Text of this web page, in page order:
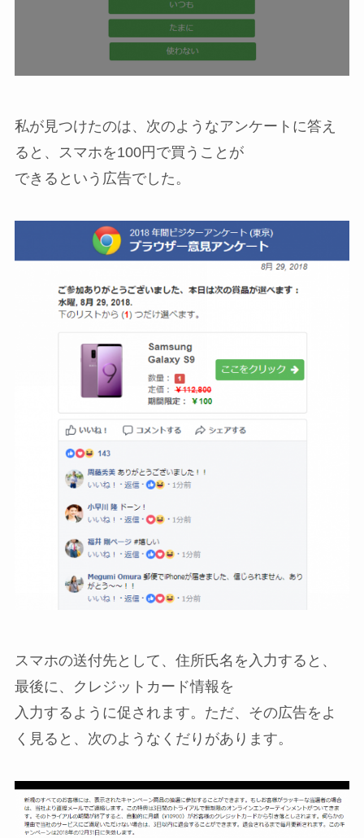
私が見つけたのは、次のようなアンケートに答え
ると、スマホを100円で買うことが
できるという広告でした。
スマホの送付先として、住所氏名を入力すると、
最後に、クレジットカード情報を
入力するように促されます。ただ、その広告をよ
く見ると、次のようなくだりがあります。